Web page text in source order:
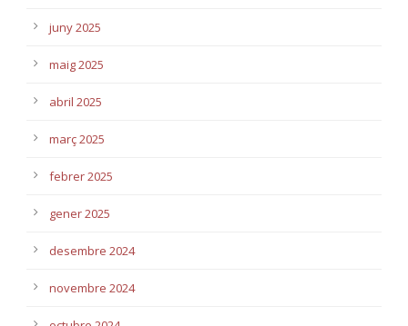
juny 2025
maig 2025
abril 2025
març 2025
febrer 2025
gener 2025
desembre 2024
novembre 2024